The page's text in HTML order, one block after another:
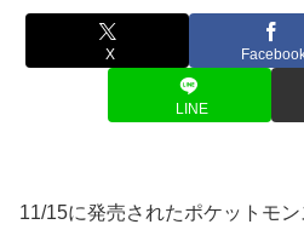
X
LINE
11/15に発売されたポケットモ